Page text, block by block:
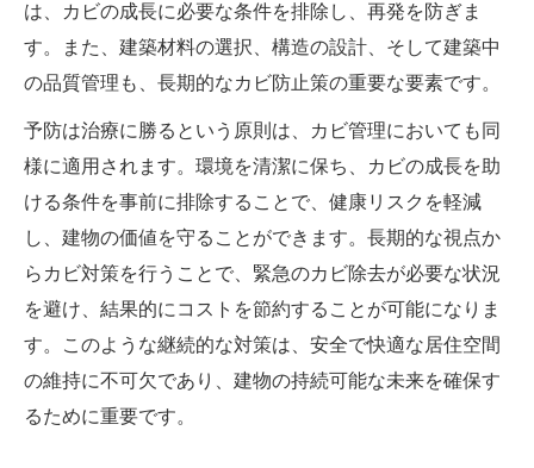
は、カビの成長に必要な条件を排除し、再発を防ぎま
す。また、建築材料の選択、構造の設計、そして建築中
の品質管理も、長期的なカビ防止策の重要な要素です。
予防は治療に勝るという原則は、カビ管理においても同
様に適用されます。環境を清潔に保ち、カビの成長を助
ける条件を事前に排除することで、健康リスクを軽減
し、建物の価値を守ることができます。長期的な視点か
らカビ対策を行うことで、緊急のカビ除去が必要な状況
を避け、結果的にコストを節約することが可能になりま
す。このような継続的な対策は、安全で快適な居住空間
の維持に不可欠であり、建物の持続可能な未来を確保す
るために重要です。